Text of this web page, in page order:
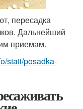
пересадка
Дальнейший
приемам.
stati/posadka-